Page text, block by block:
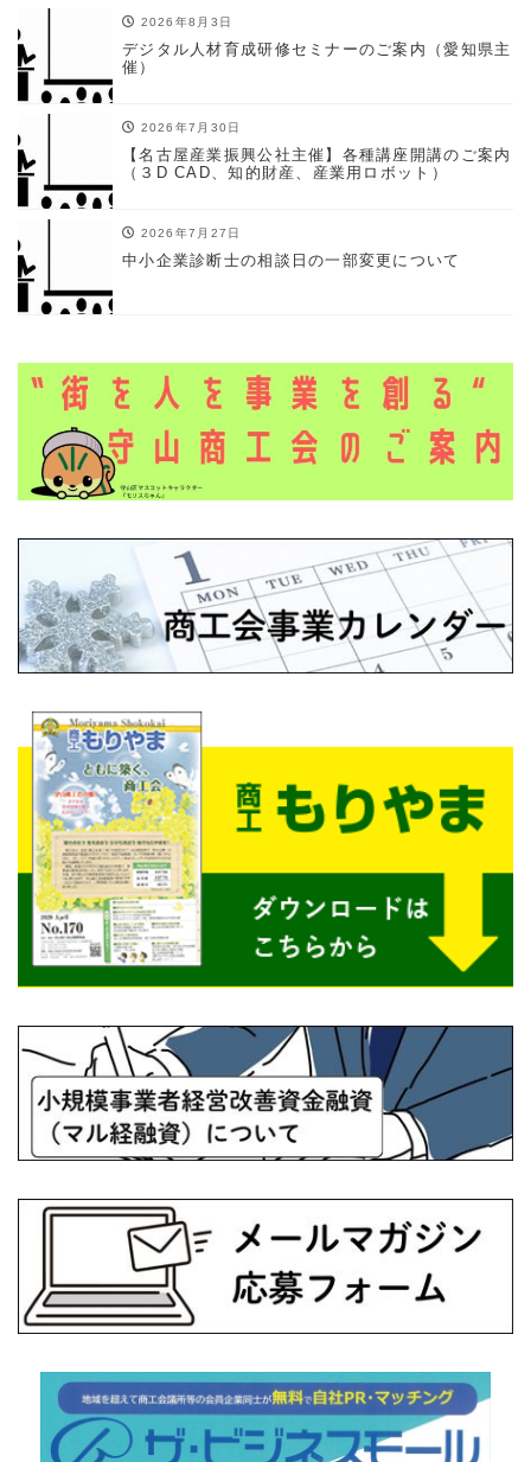
2026年8月3日
デジタル人材育成研修セミナーのご案内（愛知県主
催）
2026年7月30日
【名古屋産業振興公社主催】各種講座開講のご案内
（３D CAD、知的財産、産業用ロボット）
2026年7月27日
中小企業診断士の相談日の一部変更について